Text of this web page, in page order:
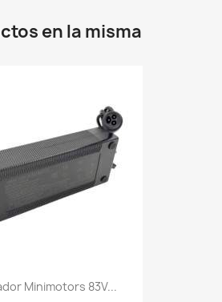
en la misma
Minimotors 83V...